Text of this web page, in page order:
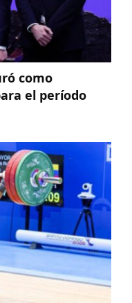
como
el período